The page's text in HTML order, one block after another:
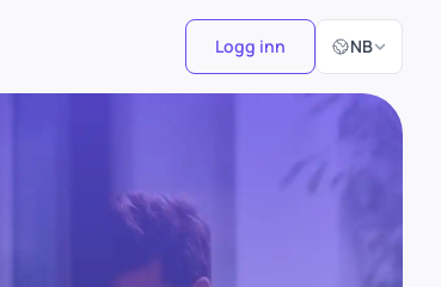
Logg inn NB
Velg språk